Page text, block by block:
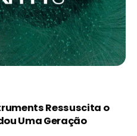
Ressuscita o
Uma Geração